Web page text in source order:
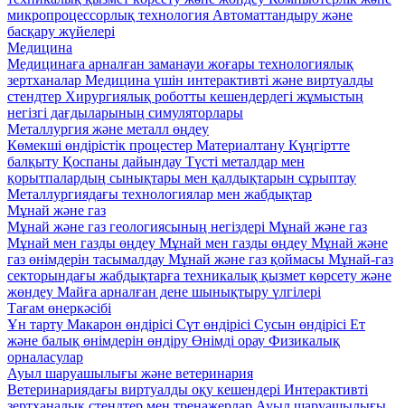
микропроцессорлық технология Автоматтандыру және
басқару жүйелері
Медицина
Медицинаға арналған заманауи жоғары технологиялық
зертханалар Медицина үшін интерактивті және виртуалды
стендтер Хирургиялық роботты кешендердегі жұмыстың
негізгі дағдыларының симуляторлары
Металлургия және металл өңдеу
Көмекші өндірістік процестер Материалтану Күңгіртте
балқыту Қоспаны дайындау Түсті металдар мен
қорытпалардың сынықтары мен қалдықтарын сұрыптау
Металлургиядағы технологиялар мен жабдықтар
Мұнай және газ
Мұнай және газ геологиясының негіздері Мұнай және газ
Мұнай мен газды өңдеу Мұнай мен газды өңдеу Мұнай және
газ өнімдерін тасымалдау Мұнай және газ қоймасы Мұнай-газ
секторындағы жабдықтарға техникалық қызмет көрсету және
жөндеу Майға арналған дене шынықтыру үлгілері
Тағам өнеркәсібі
Ұн тарту Макарон өндірісі Сүт өндірісі Сусын өндірісі Ет
және балық өнімдерін өндіру Өнімді орау Физикалық
орналасулар
Ауыл шаруашылығы және ветеринария
Ветеринариядағы виртуалды оқу кешендері Интерактивті